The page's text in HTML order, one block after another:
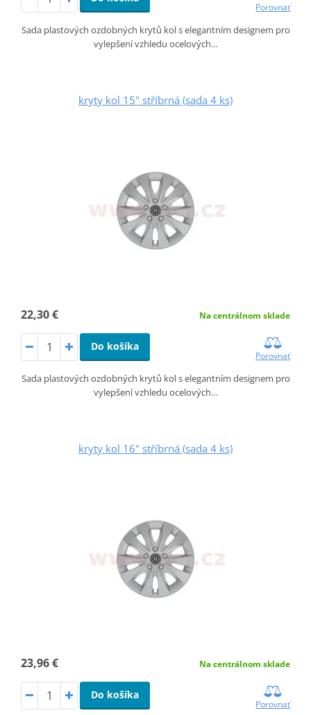
Porovnať
Sada plastových ozdobných krytů kol s elegantním designem pro
vylepšení vzhledu ocelových…
kryty kol 15" stříbrná (sada 4 ks)
22,30 € Na centrálnom sklade
Do košíka
Porovnať
Sada plastových ozdobných krytů kol s elegantním designem pro
vylepšení vzhledu ocelových…
kryty kol 16" stříbrná (sada 4 ks)
23,96 € Na centrálnom sklade
Do košíka
Porovnať